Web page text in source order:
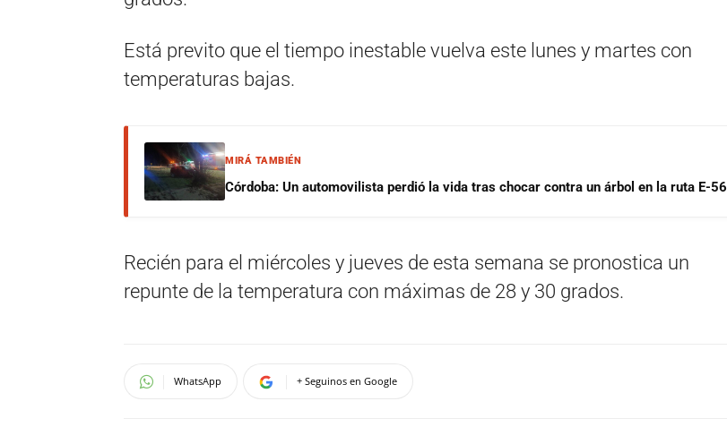
Está previto que el tiempo inestable vuelva este lunes y martes con
temperaturas bajas.
MIRÁ TAMBIÉN
Córdoba: Un automovilista perdió la vida tras chocar contra un árbol en la ruta E-56
Recién para el miércoles y jueves de esta semana se pronostica un
repunte de la temperatura con máximas de 28 y 30 grados.
WhatsApp + Seguinos en Google